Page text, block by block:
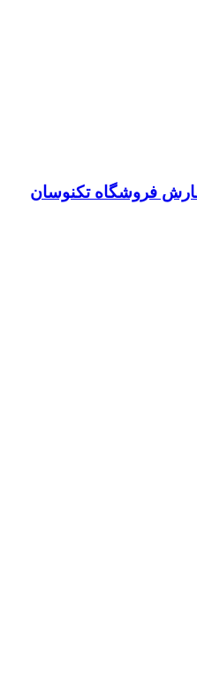
فروشگاه تکنوسان